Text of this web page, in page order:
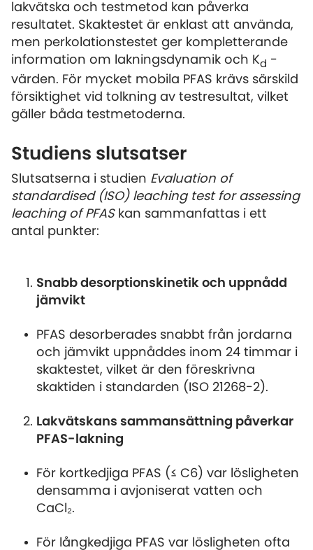
lakvätska och testmetod kan påverka
resultatet. Skaktestet är enklast att använda,
men perkolationstestet ger kompletterande
information om lakningsdynamik och Kd -
värden. För mycket mobila PFAS krävs särskild
försiktighet vid tolkning av testresultat, vilket
gäller båda testmetoderna.
Studiens slutsatser
Slutsatserna i studien Evaluation of
standardised (ISO) leaching test for assessing
leaching of PFASkan sammanfattas i ett
antal punkter:
Snabb desorptionskinetik och uppnådd
jämvikt
PFAS desorberades snabbt från jordarna
och jämvikt uppnåddes inom 24 timmar i
skaktestet, vilket är den föreskrivna
skaktiden i standarden (ISO 21268-2).
Lakvätskans sammansättning påverkar
PFAS-lakning
För kortkedjiga PFAS (≤ C6) var lösligheten
densamma i avjoniserat vatten och
CaCl₂.
För långkedjiga PFAS var lösligheten ofta